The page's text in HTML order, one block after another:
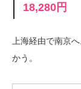
18,280円
上海経由で南京
かう。